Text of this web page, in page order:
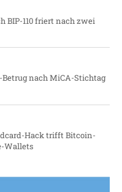
BIP-110 friert nach zwei
nach MiCA-Stichtag
Hack trifft Bitcoin-
Wallets